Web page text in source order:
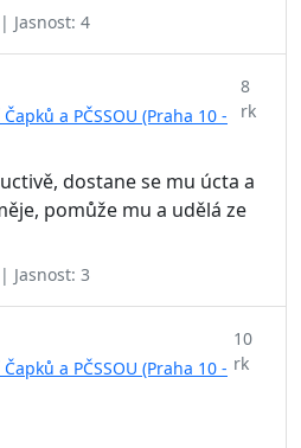
Jasnost: 4
a PČSSOU (Praha 10 -
8
rk
dostane se mu úcta a
pomůže mu a udělá ze
Jasnost: 3
a PČSSOU (Praha 10 -
10
rk